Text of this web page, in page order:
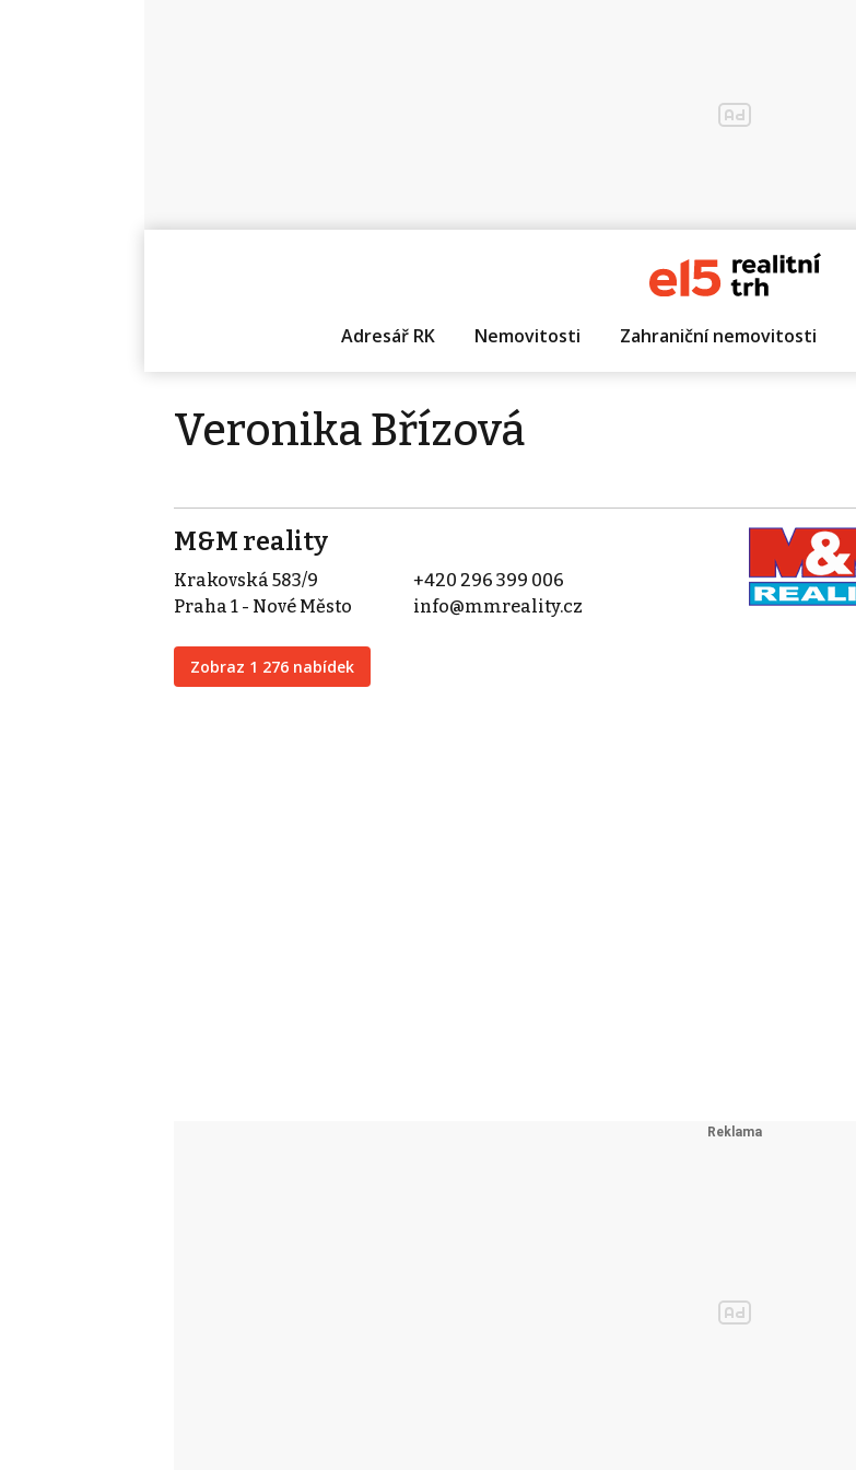
Adresář RK Nemovitosti Zahraniční nemovitosti
Veronika Břízová
M&M reality
Krakovská 583/9
Praha 1 - Nové Město
Zobraz 1 276 nabídek
+420 296 399 006
info@mmreality.cz